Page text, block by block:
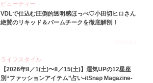
ビューティー
VDLで仕込む圧倒的透明感ほっぺ♡小田切ヒロさん
絶賛のリキッド＆バームチークを徹底解剖！
ライフスタイル
【2026年8／1(土)〜8／15(土)】運気UPの12星座
別“ファッションアイテム”占い-itSnap Magazine-